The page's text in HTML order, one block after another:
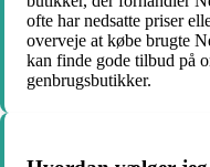
ofte har nedsatte priser
overveje at købe brugte
kan finde gode tilbud på
genbrugsbutikker.